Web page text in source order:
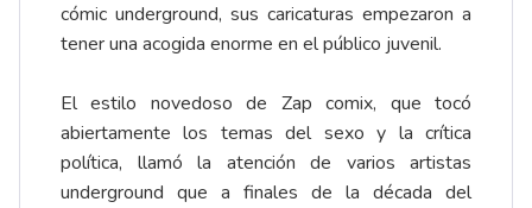
cómic underground, sus caricaturas empezaron a
tener una acogida enorme en el público juvenil.
El estilo novedoso de Zap comix, que tocó
abiertamente los temas del sexo y la crítica
política, llamó la atención de varios artistas
underground que a finales de la década del